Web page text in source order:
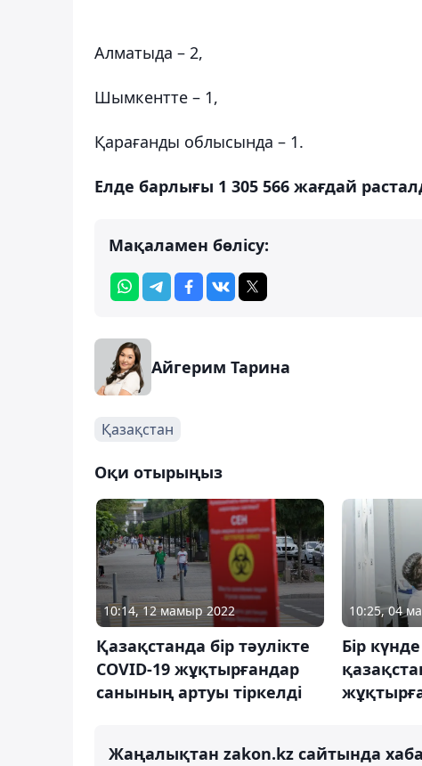
Алматыда – 2,
Шымкентте – 1,
Қарағанды ​​облысында – 1.
Елде барлығы 1 305 566 жағдай
Мақаламен бөлісу:
Айгерим Тарина
Қазақстан
Оқи отырыңыз
10:14, 12 мамыр 2022
Қазақстанда бір тәулікте
COVID-19 жұқтырғандар
санының артуы тіркелді
10:25, 04
Бір
Жаңалықтан zakon.kz сайтында